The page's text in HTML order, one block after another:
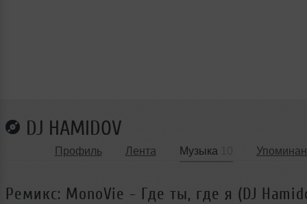
DJ HAMIDOV
Профиль Лента Музыка
Ремикс: MonoVie - Где ты, где я (DJ